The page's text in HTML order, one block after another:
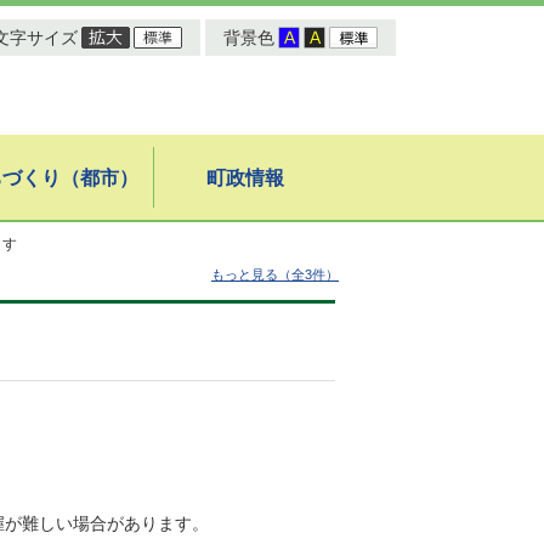
字サイズ 背景色
くり（都市） 町政情報
もっと見る（全3件）
難しい場合があります。